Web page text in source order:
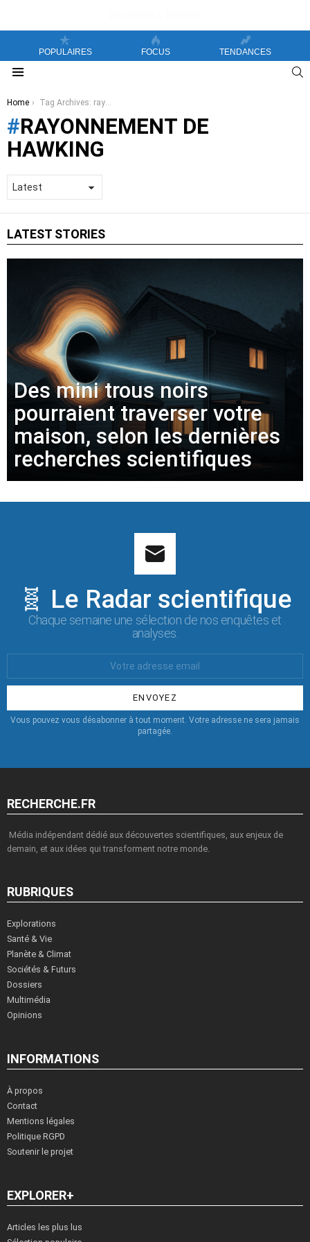
POPULAIRES FOCUS TENDANCES
You are here:
Home Tag Archives: rayonnement de Hawking
RAYONNEMENT DE
HAWKING
LATEST STORIES
Des mini trous noirs
pourraient traverser votre
maison, selon les dernières
recherches scientifiques
🧬 Le Radar scientifique
Chaque semaine une sélection de nos enquêtes et
analyses.
:
Vous pouvez vous désabonner à tout moment. Votre adresse ne sera jamais
partagée.
RECHERCHE.FR
Média indépendant dédié aux découvertes scientifiques, aux enjeux de
demain, et aux idées qui transforment notre monde.
RUBRIQUES
Explorations
Santé & Vie
Planète & Climat
Sociétés & Futurs
Dossiers
Multimédia
Opinions
INFORMATIONS
À propos
Contact
Mentions légales
Politique RGPD
Soutenir le projet
EXPLORER+
Articles les plus lus